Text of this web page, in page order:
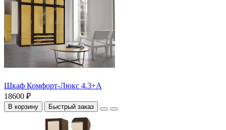
Шкаф Комфорт-Люкс 4.3+А
18600 ₽
В корзину Быстрый заказ